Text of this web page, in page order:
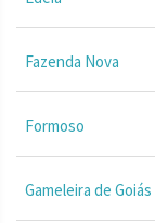
Fazenda Nova
Formoso
Gameleira de Goiás